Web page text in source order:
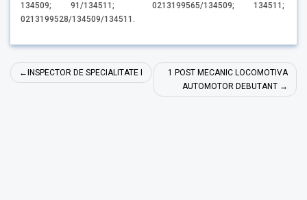
134509; 91/134511; 0213199565/134509; 134511;
0213199528/134509/134511.
Navigare
în
INSPECTOR DE SPECIALITATE I
1 POST MECANIC LOCOMOTIVA
AUTOMOTOR DEBUTANT